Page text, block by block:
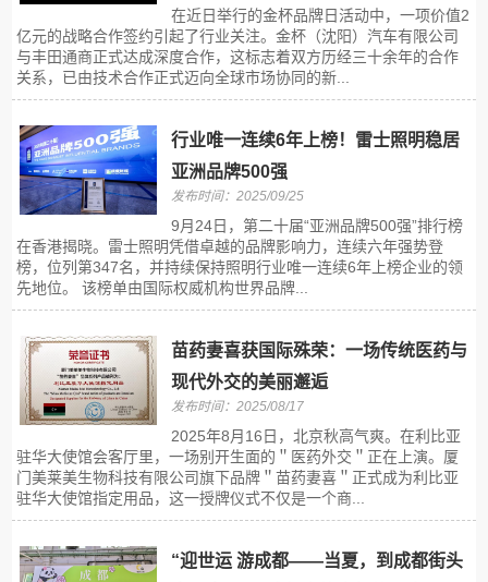
在近日举行的金杯品牌日活动中，一项价值2
亿元的战略合作签约引起了行业关注。金杯（沈阳）汽车有限公司
与丰田通商正式达成深度合作，这标志着双方历经三十余年的合作
关系，已由技术合作正式迈向全球市场协同的新...
行业唯一连续6年上榜！雷士照明稳居
亚洲品牌500强
发布时间：2025/09/25
9月24日，第二十届“亚洲品牌500强”排行榜
在香港揭晓。雷士照明凭借卓越的品牌影响力，连续六年强势登
榜，位列第347名，并持续保持照明行业唯一连续6年上榜企业的领
先地位。 该榜单由国际权威机构世界品牌...
苗药妻喜获国际殊荣：一场传统医药与
现代外交的美丽邂逅
发布时间：2025/08/17
2025年8月16日，北京秋高气爽。在利比亚
驻华大使馆会客厅里，一场别开生面的＂医药外交＂正在上演。厦
门美莱美生物科技有限公司旗下品牌＂苗药妻喜＂正式成为利比亚
驻华大使馆指定用品，这一授牌仪式不仅是一个商...
“迎世运 游成都——当夏，到成都街头